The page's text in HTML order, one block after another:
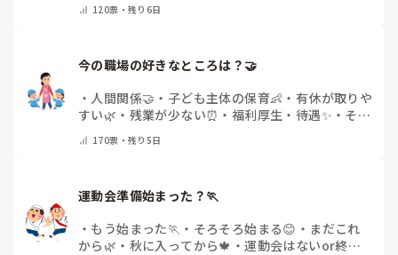
痛みには強い方と思っていました。
今回は、今少し治まっている痛みがぶり返したどうしようと
いう思いもあり、ちょっと無理かも…と思い始めています。
に行ってより酷くなって帰ってきたことがあり、怖くて行け
で教えてください)
120票・残り6日
・ 人間関係🤝 ・ 子ども主体の保育👶 ・ 有休が取りや
すい🌿 ・ 残業が少ない⏰ ・ 福利厚生・待遇✨ ・ その
170票・残り5日
運動会準備始まった？🏃
・ もう始まった🏃 ・ そろそろ始まる😊 ・ まだこれ
から🌿 ・ 秋に入ってから🍁 ・運動会はないor終わ